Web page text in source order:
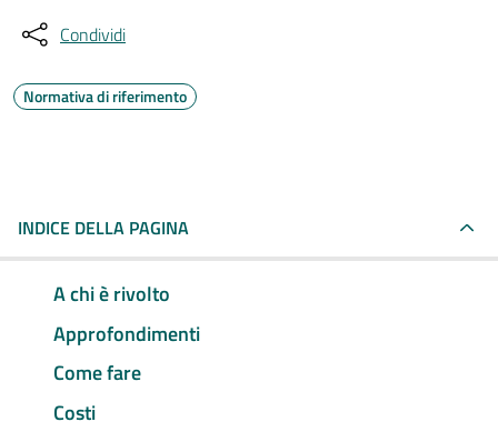
Condividi
Normativa di riferimento
INDICE DELLA PAGINA
A chi è rivolto
Approfondimenti
Come fare
Costi